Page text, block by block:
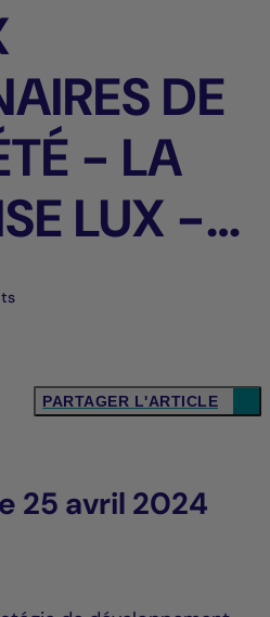
DE
- LA
LUX -
PARTAGER L'ARTICLE
25 avril 2024